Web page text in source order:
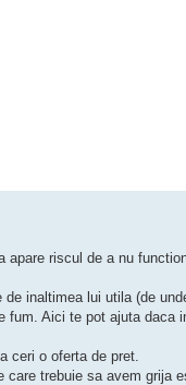
riscul de a nu
inaltimea lui utila (de
Aici te pot ajuta
ceri o oferta de pret.
trebuie sa avem grija